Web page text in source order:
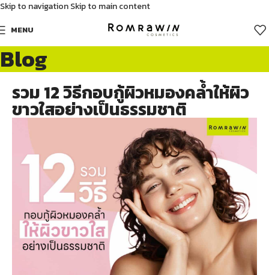
Skip to navigationSkip to main content
MENU
Blog
รวม 12 วิธีกอบกู้ผิวหมองคล้ำให้ผิว
ขาวใสอย่างเป็นธรรมชาติ